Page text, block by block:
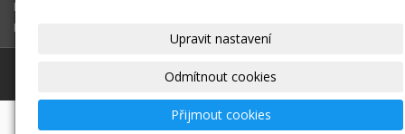
DOTAZ
REGISTRACE ČTENÁŘE
Magazín Egovernment|Mapa webu
s AI,
Upravit nastavení
Odmítnout cookies
Přijmout cookies